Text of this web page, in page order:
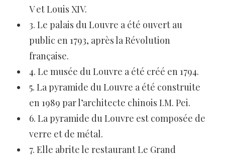
V et Louis XIV.
3. Le palais du Louvre a été ouvert au
public en 1793, après la Révolution
française.
4. Le musée du Louvre a été créé en 1794.
5. La pyramide du Louvre a été construite
en 1989 par l’architecte chinois I.M. Pei.
6. La pyramide du Louvre est composée de
verre et de métal.
7. Elle abrite le restaurant Le Grand